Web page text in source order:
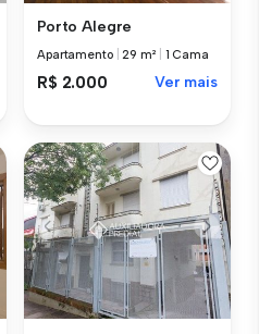
Porto Alegre
Apartamento |29 m² 1 Cama
R$ 2.000 Ver mais